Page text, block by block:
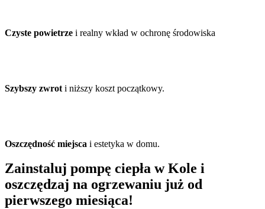
Czyste powietrze i realny wkład w ochronę środowiska
Szybszy zwrot i niższy koszt początkowy.
Oszczędność miejsca i estetyka w domu.
Zainstaluj pompę ciepła w Kole i
oszczędzaj na ogrzewaniu już od
pierwszego miesiąca!